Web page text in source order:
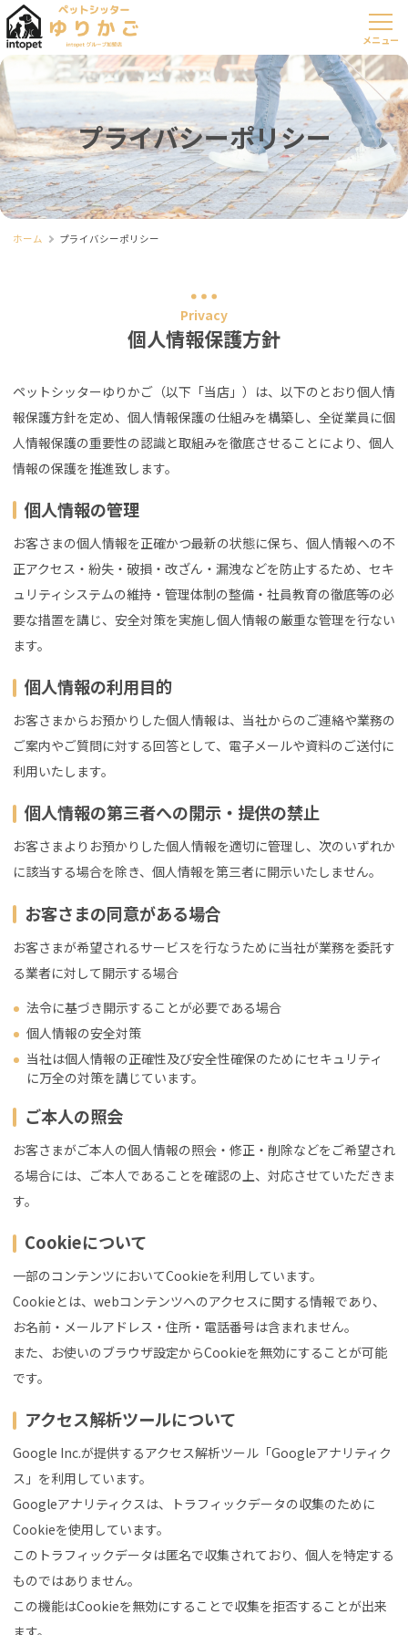
プライバシーポリシー
ホーム プライバシーポリシー
Privacy
個人情報保護方針
ペットシッターゆりかご（以下「当店」）は、以下のとおり個人情
報保護方針を定め、個人情報保護の仕組みを構築し、全従業員に個
人情報保護の重要性の認識と取組みを徹底させることにより、個人
情報の保護を推進致します。
個人情報の管理
お客さまの個人情報を正確かつ最新の状態に保ち、個人情報への不
正アクセス・紛失・破損・改ざん・漏洩などを防止するため、セキ
ュリティシステムの維持・管理体制の整備・社員教育の徹底等の必
要な措置を講じ、安全対策を実施し個人情報の厳重な管理を行ない
ます。
個人情報の利用目的
お客さまからお預かりした個人情報は、当社からのご連絡や業務の
ご案内やご質問に対する回答として、電子メールや資料のご送付に
利用いたします。
個人情報の第三者への開示・提供の禁止
お客さまよりお預かりした個人情報を適切に管理し、次のいずれか
に該当する場合を除き、個人情報を第三者に開示いたしません。
お客さまの同意がある場合
お客さまが希望されるサービスを行なうために当社が業務を委託す
る業者に対して開示する場合
法令に基づき開示することが必要である場合
個人情報の安全対策
当社は個人情報の正確性及び安全性確保のためにセキュリティ
に万全の対策を講じています。
ご本人の照会
お客さまがご本人の個人情報の照会・修正・削除などをご希望され
る場合には、ご本人であることを確認の上、対応させていただきま
す。
Cookieについて
一部のコンテンツにおいてCookieを利用しています。
Cookieとは、webコンテンツへのアクセスに関する情報であり、
お名前・メールアドレス・住所・電話番号は含まれません。
また、お使いのブラウザ設定からCookieを無効にすることが可能
です。
アクセス解析ツールについて
Google Inc.が提供するアクセス解析ツール「Googleアナリティク
ス」を利用しています。
Googleアナリティクスは、トラフィックデータの収集のために
Cookieを使用しています。
このトラフィックデータは匿名で収集されており、個人を特定する
ものではありません。
この機能はCookieを無効にすることで収集を拒否することが出来